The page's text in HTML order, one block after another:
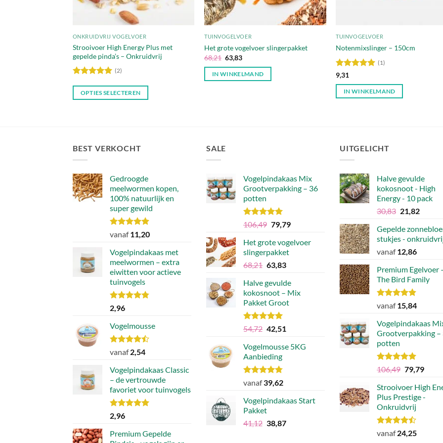
ONKRUIDVRIJ VOGELVOER
Strooivoer High Energy Plus met
gepelde pinda’s – Onkruidvrij
uit 5
(2)
OPTIES SELECTEREN
variaties.
Deze
optie
kan
gekozen
TUINVOGELVOER
Het grote vogelvoer slingerpakket
68,21 Oorspronkelijke
prijs
was:
€68,21.
63,83Huidige
is:
€63,83.
IN WINKELMAND
TUINVOGELVOER
Notenmixslinger – 150cm
Waardering
(1)
9,31
IN WINKELMAND
BEST VERKOCHT
Gedroogde
meelwormen kopen,
100% natuurlijk en
super gewild
Waardering
uit 5
vanaf11,20
Vogelpindakaas met
meelwormen – extra
eiwitten voor actieve
tuinvogels
Waardering
4.78
2,96
Vogelmousse
Waardering
uit 5
vanaf2,54
Vogelpindakaas Classic
– de vertrouwde
favoriet voor tuinvogels
Waardering
5.00
2,96
Premium Gepelde
SALE
Vogelpindakaas Mix
Grootverpakking – 36
potten
Waardering
uit 5
106,49 Oorspronkelijke
was:
€106,49.
79,79Huidige
is:
Het grote vogelvoer
slingerpakket
68,21 Oorspronkelijke
was:
€68,21.
63,83Huidige
is:
€63,83.
Halve gevulde
kokosnoot – Mix
Pakket Groot
Waardering
5.00
uit 5
54,72 Oorspronkelijke
was:
€54,72.
42,51
is:
Vogelmousse 5KG
Aanbieding
Waardering
uit 5
vanaf39,62
Vogelpindakaas Start
Pakket
41,12 Oorspronkelijke
38,87Huidige
UITGELICHT
Halve gevulde
kokosnoot - High
Energy - 10 pack
30,83
was:
€30,83.
21,82Huidige
is:
Gepelde
stukjes -
vanaf12,86
Premium Egelvoer
The Bird Family
Waardering
uit 5
vanaf15,84
Vogelpindakaas
Grootverpakking –
potten
Waardering
uit 5
106,49
was:
€106,49.
79,79
is:
Strooivoer High
Plus Prestige -
Onkruidvrij
Waardering
uit 5
vanaf24,25